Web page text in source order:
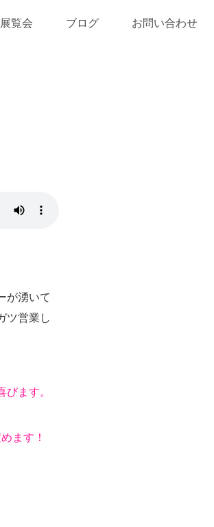
展覧会 ブログ お問い合わせ
が湧いて
ツ営業し
ます。
ます！